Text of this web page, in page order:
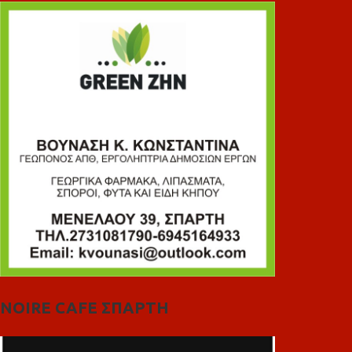
NOIRE CAFE ΣΠΑΡΤΗ